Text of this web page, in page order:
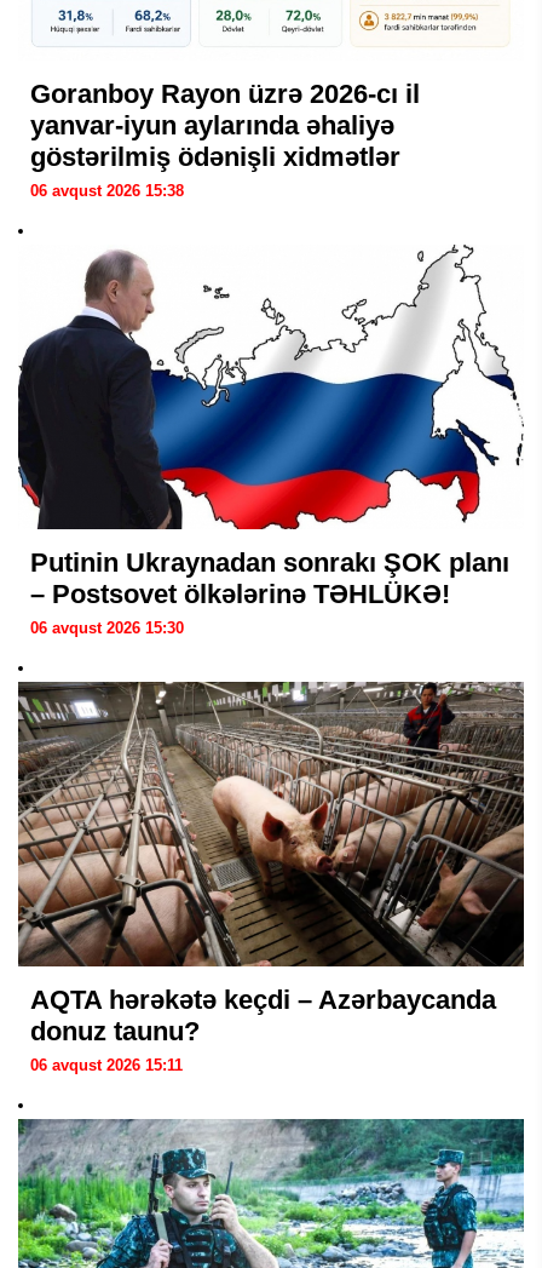
Goranboy Rayon üzrə 2026-cı il
yanvar-iyun aylarında əhaliyə
göstərilmiş ödənişli xidmətlər
06 avqust 2026 15:38
Putinin Ukraynadan sonrakı ŞOK planı
– Postsovet ölkələrinə TƏHLÜKƏ!
06 avqust 2026 15:30
AQTA hərəkətə keçdi – Azərbaycanda
donuz taunu?
06 avqust 2026 15:11